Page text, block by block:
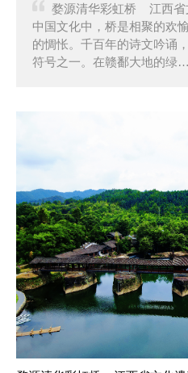
婺源清华彩虹桥 江西省
中国文化中，桥是相聚的欢
的惆怅。千百年的诗文吟诵
符号之一。在赣鄱大地的